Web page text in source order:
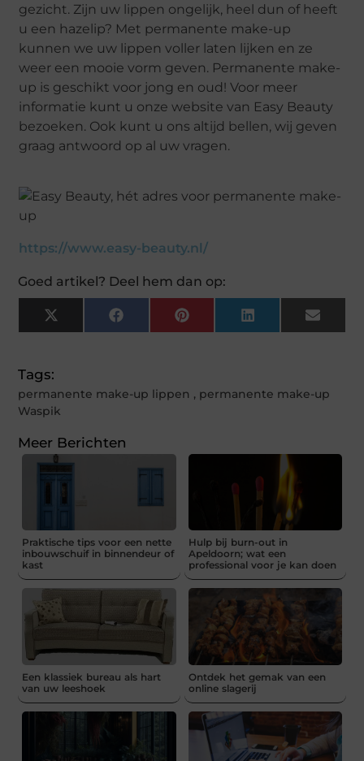
gezicht. Zijn uw lippen ongelijk, heel dun of heeft
u een hazelip? Met permanente make-up
kunnen we uw lippen voller laten lijken en ze
weer een mooie vorm geven. Permanente make-
up is geschikt voor jong en oud! Voor meer
informatie kunt u onze website van Easy Beauty
bezoeken. Ook kunt u ons altijd bellen, wij geven
graag antwoord op al uw vragen.
https://www.easy-beauty.nl/
Goed artikel? Deel hem dan op:
X
(Twitter)
FacebookPinterestLinkedInEmail
Tags:
permanente make-up lippen , permanente make-up
Waspik
Meer Berichten
Praktische tips voor een nette
inbouwschuif in binnendeur of
kast
Hulp bij burn-out in
Apeldoorn; wat een
professional voor je kan doen
Een klassiek bureau als hart
van uw leeshoek
Ontdek het gemak van een
online slagerij